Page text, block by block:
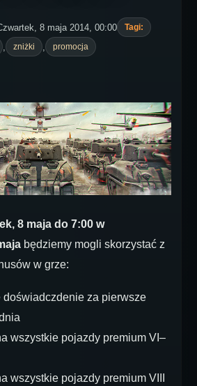
8 maja 2014, 00:00
Tagi:
zniżki promocja
8 maja do 7:00 w
będziemy mogli skorzystać z
w grze:
doświadczdenie za pierwsze
wszystkie pojazdy premium VI–
wszystkie pojazdy premium VIII